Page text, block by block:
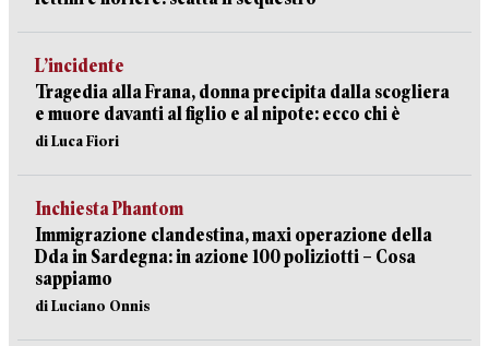
L’incidente
Tragedia alla Frana, donna precipita dalla scogliera
e muore davanti al figlio e al nipote: ecco chi è
di Luca Fiori
Inchiesta Phantom
Immigrazione clandestina, maxi operazione della
Dda in Sardegna: in azione 100 poliziotti – Cosa
sappiamo
di Luciano Onnis